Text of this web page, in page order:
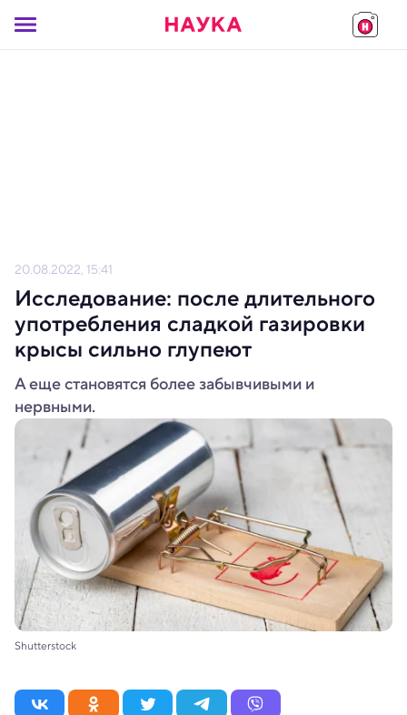
20.08.2022, 15:41
Исследование: после длительного
употребления сладкой газировки
крысы сильно глупеют
А еще становятся более забывчивыми и
нервными.
Shutterstock